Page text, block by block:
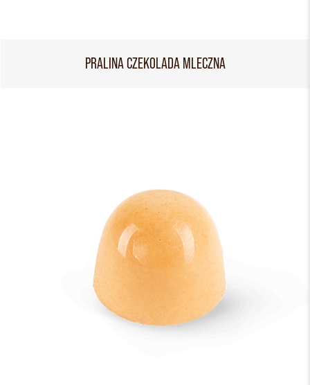
PRALINA CZEKOLADA MLECZNA